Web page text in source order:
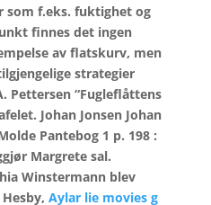
f.eks. fuktighet og
finnes det ingen
av flatskurv, men
strategier
Pettersen “Fugleflåttens
Johan Jonsen Johan
Pantebog 1 p. 198 :
Margrete sal.
Winstermann blev
Aylar lie movies g